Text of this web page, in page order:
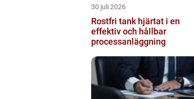
30 juli 2026
Rostfri tank hjärtat i en
effektiv och hållbar
processanläggning